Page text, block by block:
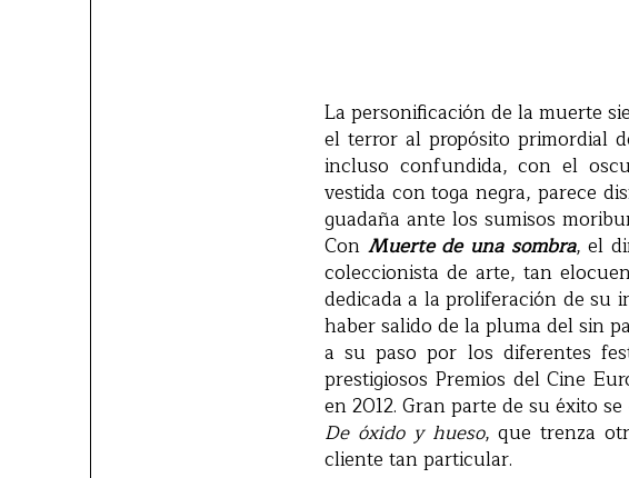
La personificación de la muerte
el terror al propósito primordial
incluso confundida, con el
vestida con toga negra, parece
guadaña ante los sumisos
Con Muerte de una sombra, el
coleccionista de arte, tan
dedicada a la proliferación de su
haber salido de la pluma del sin
a su paso por los diferentes
prestigiosos Premios del Cine
en 2012. Gran parte de su éxito
De óxido y hueso, que trenza
cliente tan particular.